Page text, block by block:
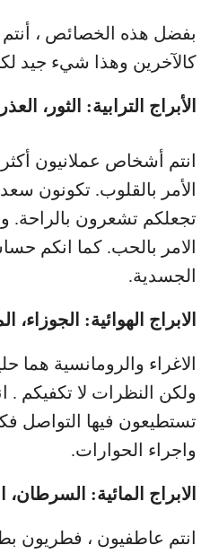
بفضل هذه الخصائص ،
كالآخرين وهذا شيء جيد
الأبراج الترابية: الثور،
انتم أشخاص عملانيون
الأمر بالقلوب. تكونون
تجعلكم تشعرون بالراحة.
الامر بالحب. كما انكم
الجسدية.
الابراج الهوائية: الجوزاء،
الاغراء والرومانسية هما
ولكن النظرات لا تكفيكم .
تستطيعون فيها التواصل
واجراء الحوارات.
الابراج المائية:
انتم عاطفيون ، فطريون